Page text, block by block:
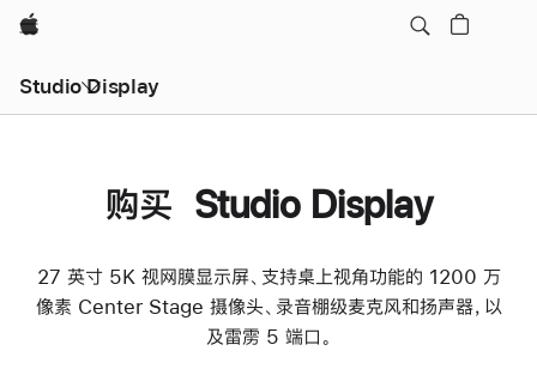
Apple
Studio Display
购买 Studio Display
27 英寸 5K 视网膜显示屏、支持桌上视角功能的 1200 万
像素 Center Stage 摄像头、录音棚级麦克风和扬声器，以
及雷雳 5 端口。